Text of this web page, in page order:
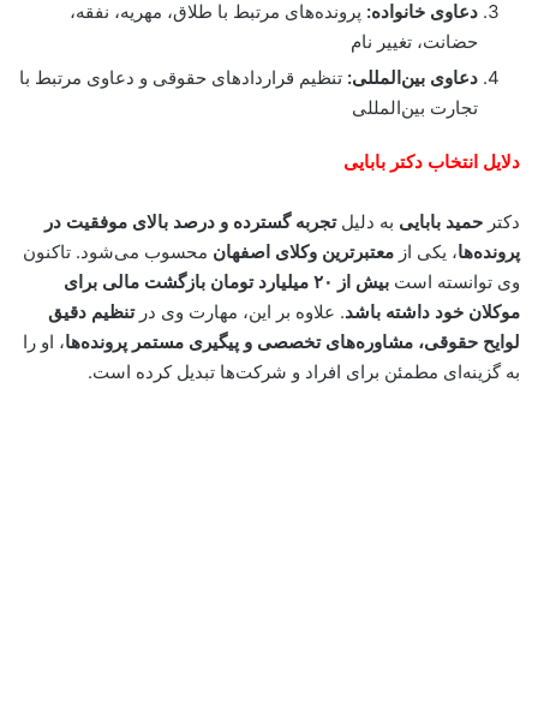
دعاوی خانواده: پرونده‌های مرتبط با طلاق، مهریه، نفقه،
حضانت، تغییر نام
دعاوی بین‌المللی: تنظیم قراردادهای حقوقی و دعاوی مرتبط با
تجارت بین‌المللی
دلایل انتخاب دکتر بابایی
دکتر حمید بابایی به دلیلتجربه گسترده و درصد بالای موفقیت در
پرونده‌ها، یکی از معتبرترین وکلای اصفهان محسوب می‌شود. تاکنون
وی توانسته است
بیش از ۲۰ میلیارد تومان بازگشت مالی برای
موکلان خود داشته باشد. علاوه بر این، مهارت وی درتنظیم دقیق
لوایح حقوقی، مشاوره‌های تخصصی و پیگیری مستمر پرونده‌ها، او را
به گزینه‌ای مطمئن برای افراد و شرکت‌ها تبدیل کرده است.